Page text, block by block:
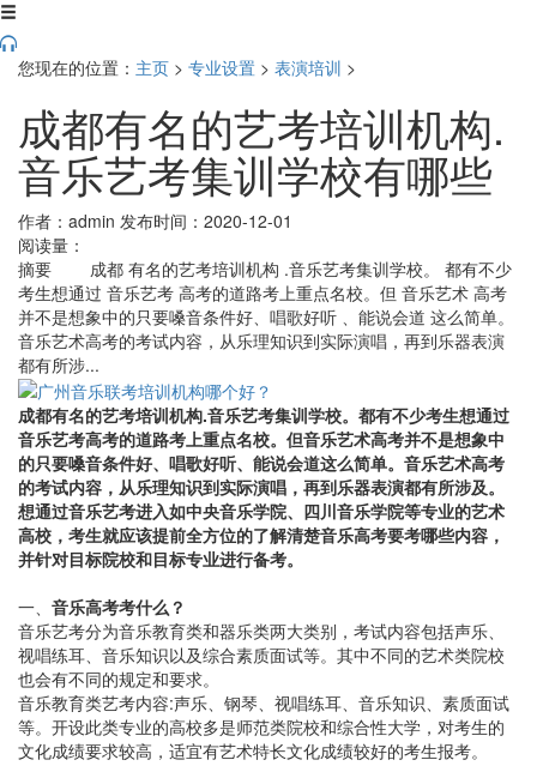
您现在的位置： 主页 > 专业设置 > 表演培训 >
成都有名的艺考培训机构.
音乐艺考集训学校有哪些
作者：admin 发布时间：2020-12-01
阅读量：
摘要 成都 有名的艺考培训机构 .音乐艺考集训学校。 都有不少
考生想通过 音乐艺考 高考的道路考上重点名校。但 音乐艺术 高考
并不是想象中的只要嗓音条件好、唱歌好听 、能说会道 这么简单。
音乐艺术高考的考试内容，从乐理知识到实际演唱，再到乐器表演
都有所涉...
成都有名的艺考培训机构.音乐艺考集训学校。 都有不少考生想通过
音乐艺考高考的道路考上重点名校。但音乐艺术高考并不是想象中
的只要嗓音条件好、唱歌好听、能说会道这么简单。音乐艺术高考
的考试内容，从乐理知识到实际演唱，再到乐器表演都有所涉及。
想通过音乐艺考进入如中央音乐学院、四川音乐学院等专业的艺术
高校，考生就应该提前全方位的了解清楚音乐高考要考哪些内容，
并针对目标院校和目标专业进行备考。
一、 音乐高考考什么？
音乐艺考分为音乐教育类和器乐类两大类别，考试内容包括声乐、
视唱练耳、音乐知识以及综合素质面试等。其中不同的艺术类院校
也会有不同的规定和要求。
音乐教育类艺考内容:声乐、钢琴、视唱练耳、音乐知识、素质面试
等。开设此类专业的高校多是师范类院校和综合性大学，对考生的
文化成绩要求较高，适宜有艺术特长文化成绩较好的考生报考。